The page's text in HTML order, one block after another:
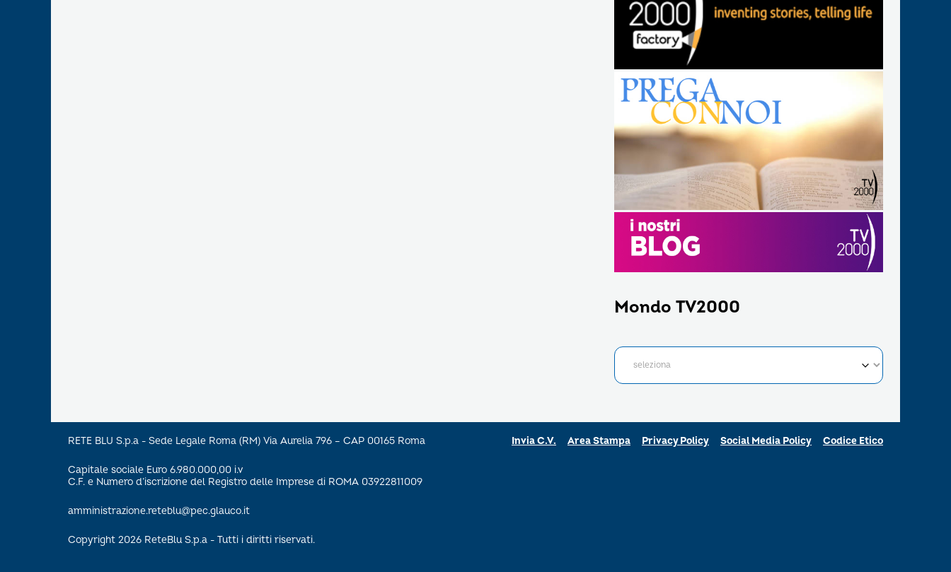
Mondo TV2000
RETE BLU S.p.a - Sede Legale Roma (RM) Via Aurelia 796 – CAP 00165 Roma
Capitale sociale Euro 6.980.000,00 i.v
C.F. e Numero d’iscrizione del Registro delle Imprese di ROMA 03922811009
amministrazione.reteblu@pec.glauco.it
Copyright 2026 ReteBlu S.p.a - Tutti i diritti riservati.
Invia C.V. Area Stampa Privacy Policy Social Media Policy Codice Etico